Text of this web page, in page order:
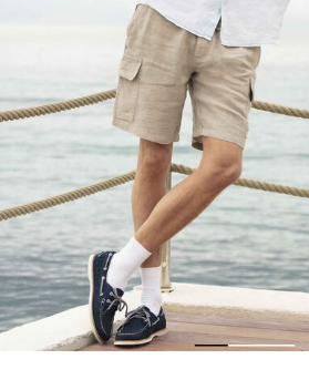
Mágico
Ver todo Bañadores
Pret-a-porter
Camisas
Shorts
Jersey y cárdigan
Chaquetas y Abrigos
Pantalones
Jerséis
Camisetas